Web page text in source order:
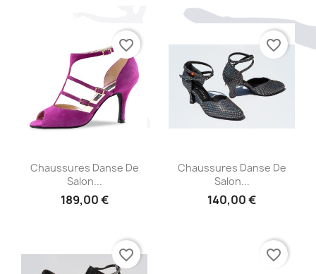
Aperçu rapide
Chaussures Danse De
Salon...
189,00 €
favorite_border
Aperçu rapide
Chaussures Danse De
Salon...
140,00 €
favorite_border
favorite_border favorite_border